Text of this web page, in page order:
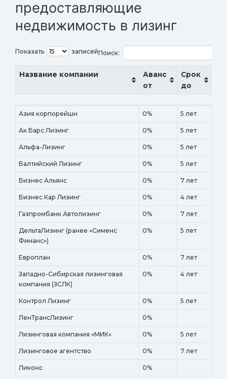
предоставляющие
недвижимость в лизинг
Показать записейПоиск:
Название компании
Аванс
от
Срок
до
Название компании
Аванс
Срок
Азия корпорейшн 0% 5 лет
Ак Барс Лизинг 0% 5 лет
Альфа-Лизинг 0% 5 лет
Балтийский Лизинг 0% 5 лет
Бизнес Альянс 0% 7 лет
Бизнес Кар Лизинг 0% 4 лет
Газпромбанк Автолизинг 0% 7 лет
ДельтаЛизинг (ранее «Сименс
Финанс»)
0% 5 лет
Европлан 0% 7 лет
Западно-Сибирская лизинговая
компания (ЗСЛК)
0% 4 лет
Контрол Лизинг 0% 5 лет
ЛенТрансЛизинг 0%
Лизинговая компания «МИК» 0% 5 лет
Лизинговое агентство 0% 7 лет
Ликонс 0%